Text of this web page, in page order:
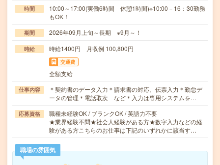
時間
10:00～17:00(実働6時間 休憩1時間)※10:00－16：30勤務
もOK！
期間 2026年09月上旬～長期 ※9月～！
時給 時給1400円 月収例 100,800円
交通費
全額支給
仕事内容
＊契約書のデータ入力＊請求書の対応、伝票入力＊勤怠デ
ータの管理＊電話取次 など＊入力は専用システムを…
応募資格
職種未経験OK / ブランクOK / 英語力不要
★業界経験不問★社会人経験がある方★数字入力などの経
験がある方こちらのお仕事は下記のいずれかに該当す…
職場の雰囲気